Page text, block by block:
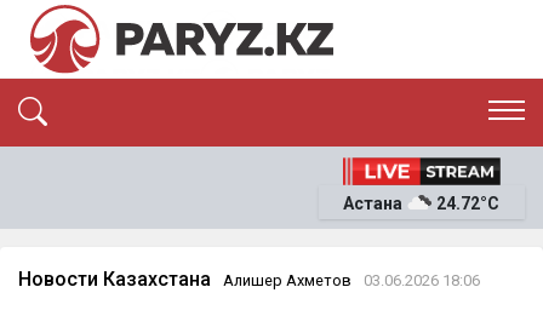
ЭКОНОМИКА
ОҚИҒА
Астана 24.72°C
Новости Казахстана Алишер Ахметов 03.06.2026 18:06